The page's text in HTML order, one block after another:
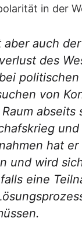
in der
aber auch
des
politischen
von
abseits
hat
und wird
eine